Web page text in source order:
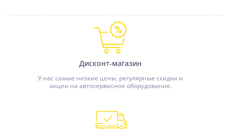
Дисконт-магазин
У нас самые низкие цены, регулярные скидки и
акции на автосервисное оборудование.